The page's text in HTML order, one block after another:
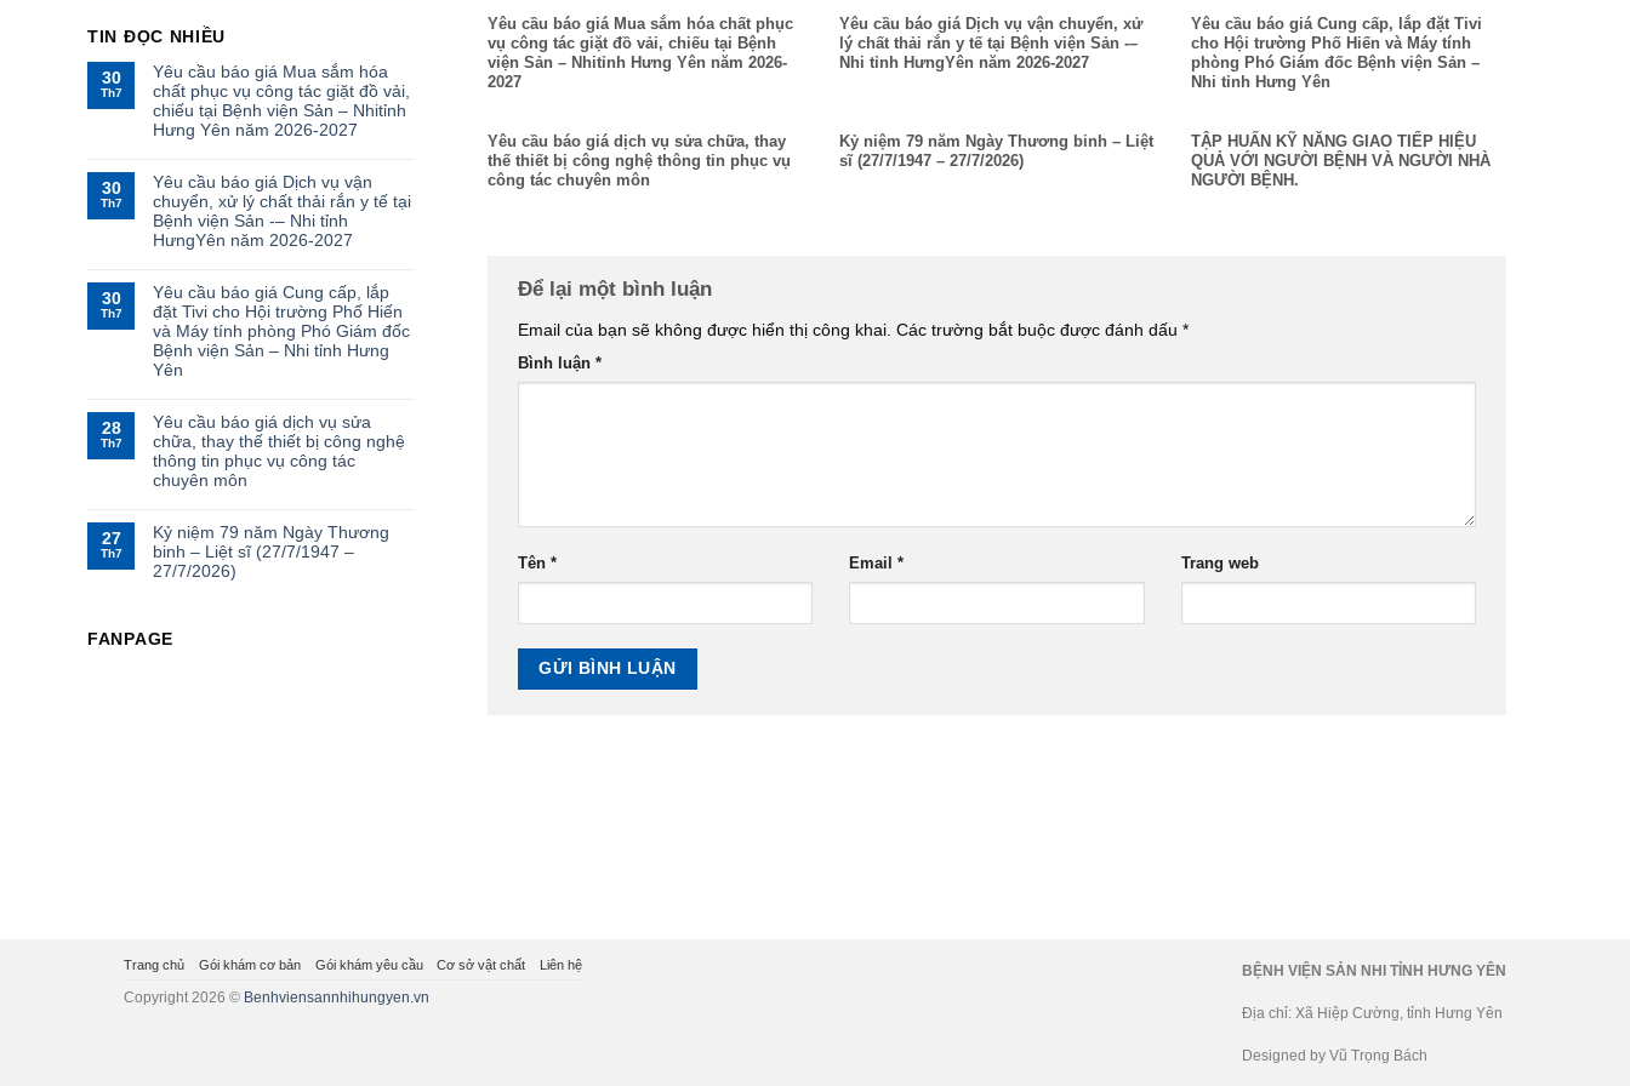
TIN ĐỌC NHIỀU
30
Th7
Yêu cầu báo giá Mua sắm hóa
chất phục vụ công tác giặt đồ vải,
chiếu tại Bệnh viện Sản – Nhitỉnh
Hưng Yên năm 2026-2027
30
Th7
Yêu cầu báo giá Dịch vụ vận
chuyển, xử lý chất thải rắn y tế tại
Bệnh viện Sản -– Nhi tỉnh
HưngYên năm 2026-2027
30
Th7
Yêu cầu báo giá Cung cấp, lắp
đặt Tivi cho Hội trường Phố Hiến
và Máy tính phòng Phó Giám đốc
Bệnh viện Sản – Nhi tỉnh Hưng
Yên
28
Th7
Yêu cầu báo giá dịch vụ sửa
chữa, thay thế thiết bị công nghệ
thông tin phục vụ công tác
chuyên môn
27
Th7
Kỷ niệm 79 năm Ngày Thương
binh – Liệt sĩ (27/7/1947 –
27/7/2026)
FANPAGE
Yêu cầu báo giá Mua sắm hóa chất phục
vụ công tác giặt đồ vải, chiếu tại Bệnh
viện Sản – Nhitỉnh Hưng Yên năm 2026-
2027
Yêu cầu báo giá Dịch vụ vận chuyển, xử
lý chất thải rắn y tế tại Bệnh viện Sản -–
Nhi tỉnh HưngYên năm 2026-2027
Yêu cầu báo giá Cung cấp, lắp đặt Tivi
cho Hội trường Phố Hiến và Máy tính
phòng Phó Giám đốc Bệnh viện Sản –
Nhi tỉnh Hưng Yên
Yêu cầu báo giá dịch vụ sửa chữa, thay
thế thiết bị công nghệ thông tin phục vụ
công tác chuyên môn
Kỷ niệm 79 năm Ngày Thương binh – Liệt
sĩ (27/7/1947 – 27/7/2026)
TẬP HUẤN KỸ NĂNG GIAO TIẾP HIỆU
QUẢ VỚI NGƯỜI BỆNH VÀ NGƯỜI NHÀ
NGƯỜI BỆNH.
Để lại một bình luận
Email của bạn sẽ không được hiển thị công khai. Các trường bắt buộc được đánh dấu *
Bình luận *
Tên * Email* Trang web
BỆNH VIỆN SẢN NHI TỈNH HƯNG YÊN
Địa chỉ: Xã Hiệp Cường, tỉnh Hưng Yên
Designed by Vũ Trọng Bách
Trang chủ Gói khám cơ bản Gói khám yêu cầu Cơ sở vật chất Liên hệ
Copyright 2026 © Benhviensannhihungyen.vn